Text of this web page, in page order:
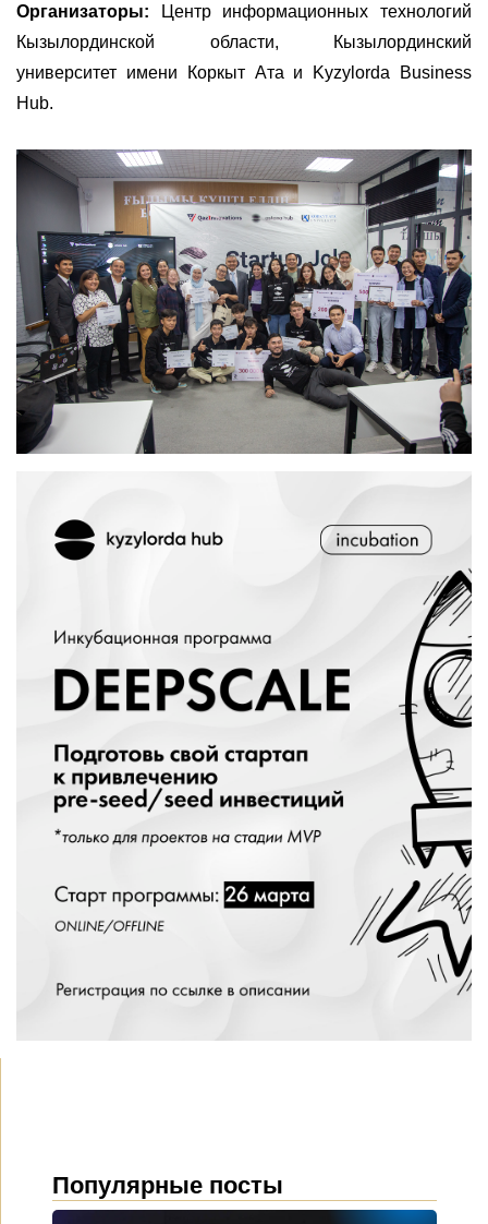
Организаторы: Центр информационных технологий
Кызылординской области, Кызылординский
университет имени Коркыт Ата и Kyzylorda Business
Hub.
Популярные посты